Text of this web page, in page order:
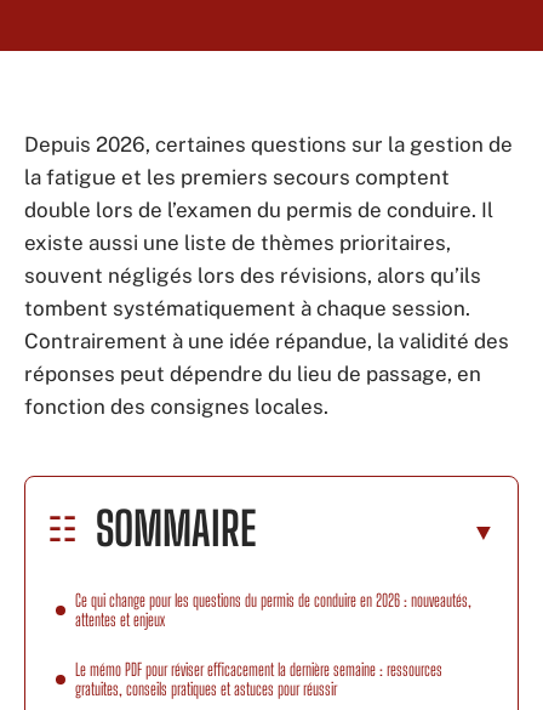
Depuis 2026, certaines questions sur la gestion de
la fatigue et les premiers secours comptent
double lors de l’examen du permis de conduire. Il
existe aussi une liste de thèmes prioritaires,
souvent négligés lors des révisions, alors qu’ils
tombent systématiquement à chaque session.
Contrairement à une idée répandue, la validité des
réponses peut dépendre du lieu de passage, en
fonction des consignes locales.
SOMMAIRE
Ce qui change pour les questions du permis de conduire en 2026 : nouveautés,
attentes et enjeux
Le mémo PDF pour réviser efficacement la dernière semaine : ressources
gratuites, conseils pratiques et astuces pour réussir